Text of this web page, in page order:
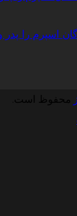
اسپرم را
محفوظ است.